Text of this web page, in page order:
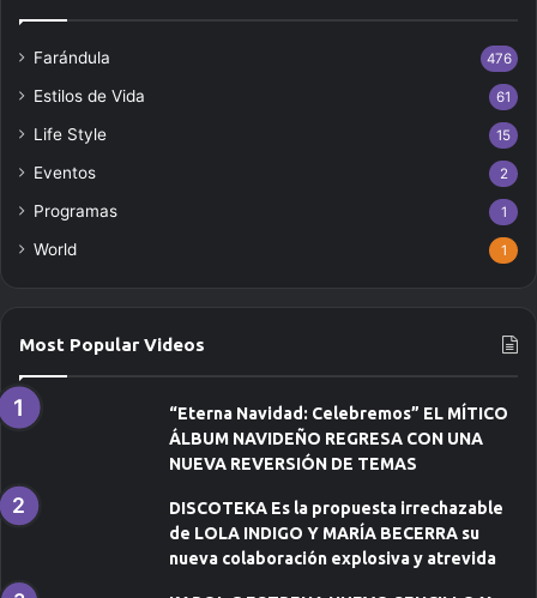
o
e
l
ó
i
c
Farándula 476
Estilos de Vida 61
Life Style 15
Eventos 2
Programas 1
World 1
Most Popular Videos
“Eterna Navidad: Celebremos” EL MÍTICO
ÁLBUM NAVIDEÑO REGRESA CON UNA
NUEVA REVERSIÓN DE TEMAS
DISCOTEKA Es la propuesta irrechazable
de LOLA INDIGO Y MARÍA BECERRA su
nueva colaboración explosiva y atrevida